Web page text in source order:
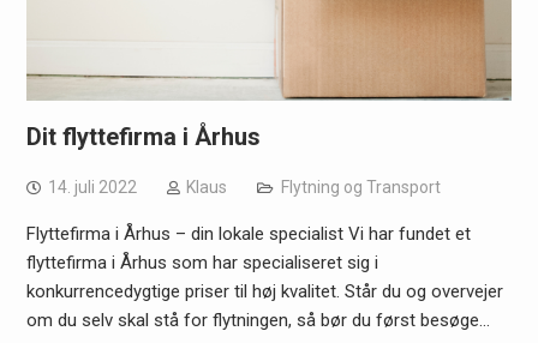
Dit flyttefirma i Århus
14. juli 2022 Klaus Flytning og Transport
Flyttefirma i Århus – din lokale specialist Vi har fundet et
flyttefirma i Århus som har specialiseret sig i
konkurrencedygtige priser til høj kvalitet. Står du og overvejer
om du selv skal stå for flytningen, så bør du først besøge…